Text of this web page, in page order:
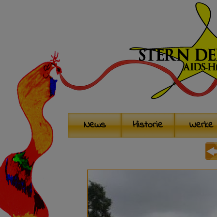
News Historie Werke